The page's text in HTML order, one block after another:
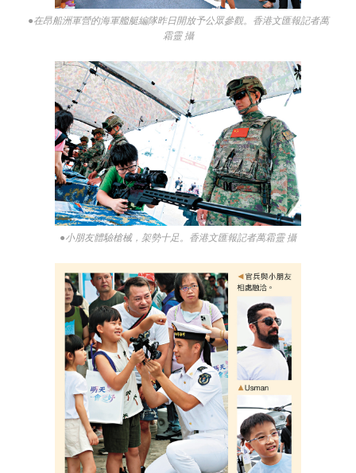
●在昂船洲軍營的海軍艦艇編隊昨日開放予公眾參觀。香港文匯報記者萬
霜靈 攝
●小朋友體驗槍械，架勢十足。香港文匯報記者萬霜靈 攝